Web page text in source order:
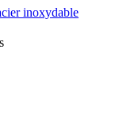
inoxydable